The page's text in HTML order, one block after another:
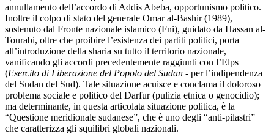
annullamento dell’accordo di Addis Abeba, opportunismo politico.
Inoltre il colpo di stato del generale Omar al-Bashir (1989),
sostenuto dal Fronte nazionale islamico (Fni), guidato da Hassan al-
Tourabi, oltre che proibire l’esistenza dei partiti politici, porta
all’introduzione della sharia su tutto il territorio nazionale,
vanificando gli accordi precedentemente raggiunti con l’Elps
(Esercito di Liberazione del Popolo del Sudan - per l’indipendenza
del Sudan del Sud). Tale situazione acuisce e conclama il doloroso
problema sociale e politico del Darfur (pulizia etnica o genocidio);
ma determinante, in questa articolata situazione politica, è la
“Questione meridionale sudanese”, che è uno degli “anti-pilastri”
che caratterizza gli squilibri globali nazionali.